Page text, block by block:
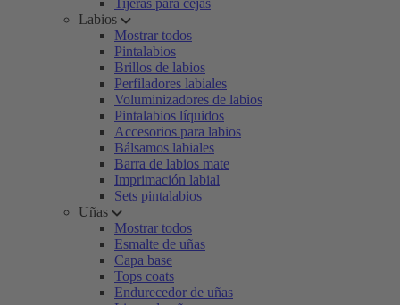
Tijeras para cejas
Labios
Mostrar todos
Pintalabios
Brillos de labios
Perfiladores labiales
Voluminizadores de labios
Pintalabios líquidos
Accesorios para labios
Bálsamos labiales
Barra de labios mate
Imprimación labial
Sets pintalabios
Uñas
Mostrar todos
Esmalte de uñas
Capa base
Tops coats
Endurecedor de uñas